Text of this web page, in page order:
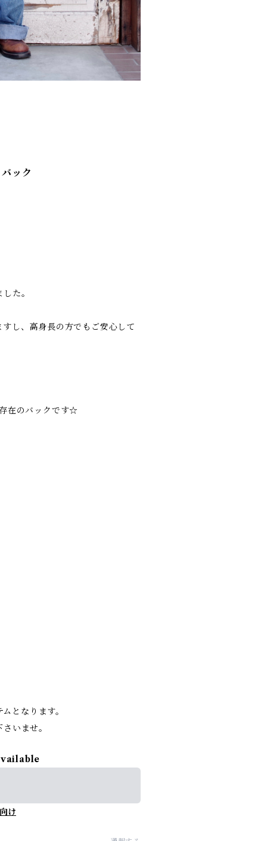
ック
た。
し、高身長の方でもご安心して
在のバックです☆
となります。
いませ。
け